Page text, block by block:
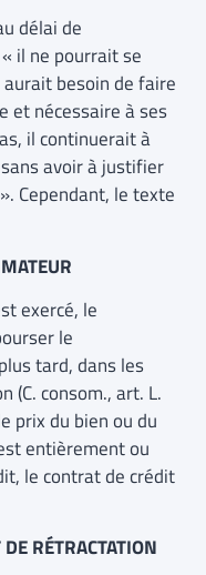
délai de
il ne pourrait se
besoin de faire
et nécessaire à ses
il continuerait à
avoir à justifier
Cependant, le texte
exercé, le
le
tard, dans les
(C. consom., art. L.
prix du bien ou du
entièrement ou
le contrat de crédit
RÉTRACTATION